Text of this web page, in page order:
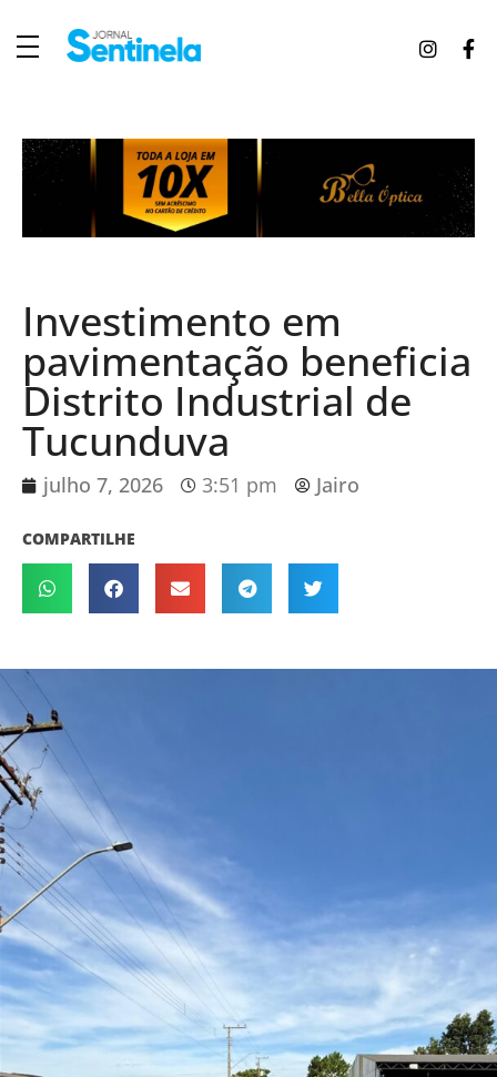
Investimento em
pavimentação beneficia
Distrito Industrial de
Tucunduva
julho 7, 2026 3:51 pm Jairo
COMPARTILHE